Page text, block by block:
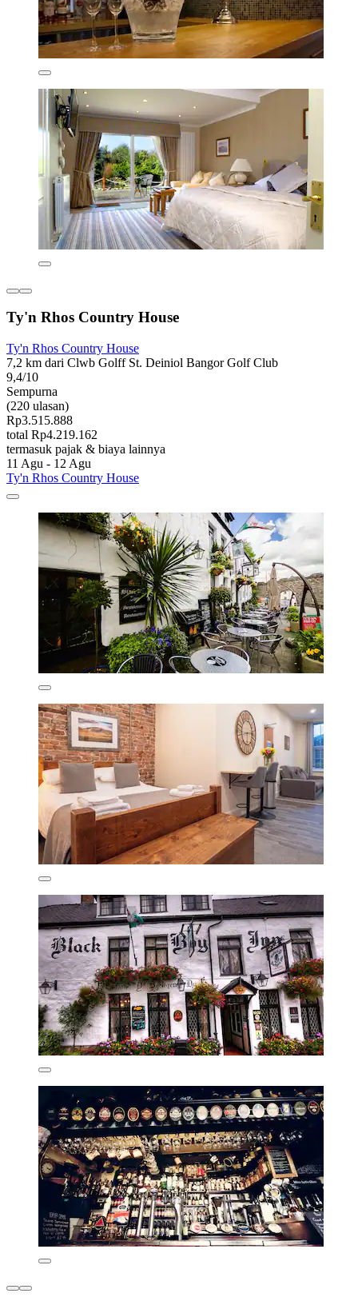
Ty'n Rhos Country House
Ty'n Rhos Country House
7,2 km dari Clwb Golff St. Deiniol Bangor Golf Club
9,4/10
Sempurna
(220 ulasan)
Rp3.515.888
total Rp4.219.162
termasuk pajak & biaya lainnya
11 Agu - 12 Agu
Ty'n Rhos Country House